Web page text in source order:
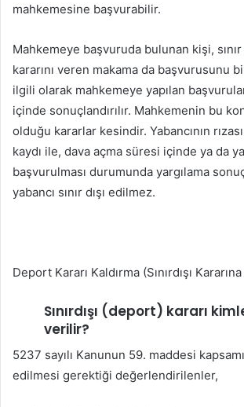
mahkemesine başvurabilir.
Mahkemeye başvuruda bulunan kişi, sınır
kararını veren makama da başvurusunu
ilgili olarak mahkemeye yapılan
içinde sonuçlandırılır. Mahkemenin bu
olduğu kararlar kesindir. Yabancının
kaydı ile, dava açma süresi içinde ya da
başvurulması durumunda yargılama
yabancı sınır dışı edilmez.
Deport Kararı Kaldırma (Sınırdışı
Sınırdışı (deport) kararı
verilir?
5237 sayılı Kanunun 59. maddesi
edilmesi gerektiği değerlendirilenler,